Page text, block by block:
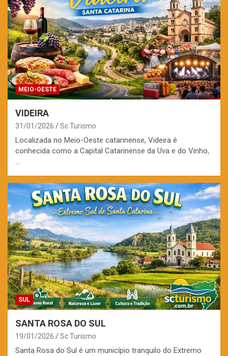
MEIO-OESTE
VIDEIRA
31/01/2026 Sc Turismo
Localizada no Meio-Oeste catarinense, Videira é
conhecida como a Capital Catarinense da Uva e do Vinho,
…
SUL
SANTA ROSA DO SUL
19/01/2026 Sc Turismo
Santa Rosa do Sul é um município tranquilo do Extremo